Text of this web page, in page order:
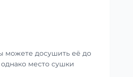
можете досушить её до
место сушки